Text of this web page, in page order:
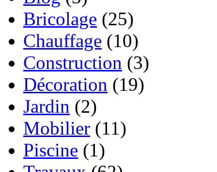
Bricolage (25)
Chauffage (10)
Construction (3)
Décoration (19)
Jardin (2)
Mobilier (11)
Piscine (1)